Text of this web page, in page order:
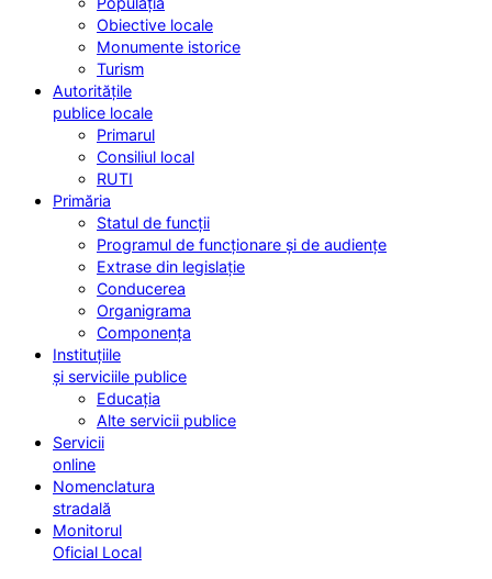
Obiective locale
Monumente istorice
Turism
Autoritățile
publice locale
Primarul
Consiliul local
RUTI
Primăria
Statul de funcții
Programul de funcționare și de audiențe
Extrase din legislație
Conducerea
Organigrama
Componența
Instituțiile
și serviciile publice
Educația
Alte servicii publice
Servicii
online
Nomenclatura
stradală
Monitorul
Oficial Local